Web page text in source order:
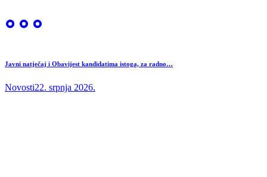
Javni natječaj i Obavijest kandidatima istoga, za radno…
Novosti22. srpnja 2026.